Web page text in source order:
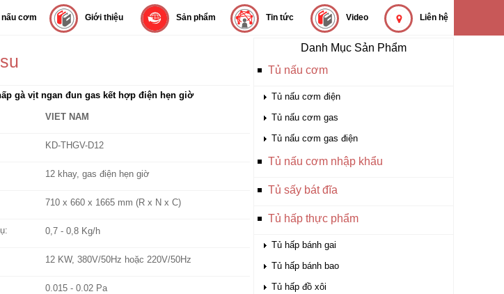
nấu cơm Giới thiệu Sản phẩm Tin tức Video Liên hệ
gà vịt ngan đun gas kết hợp điện hẹn giờ
VIET NAM
KD-THGV-D12
12 khay, gas điện hẹn giờ
710 x 660 x 1665 mm (R x N x C)
0,7 - 0,8 Kg/h
12 KW, 380V/50Hz hoặc 220V/50Hz
0.015 - 0.02 Pa
Danh Mục Sản Phẩm
Tủ nấu cơm
Tủ nấu cơm điện
Tủ nấu cơm gas
Tủ nấu cơm gas điện
Tủ nấu cơm nhập khẩu
Tủ sấy bát đĩa
Tủ hấp thực phẩm
Tủ hấp bánh gai
Tủ hấp bánh bao
Tủ hấp đồ xôi